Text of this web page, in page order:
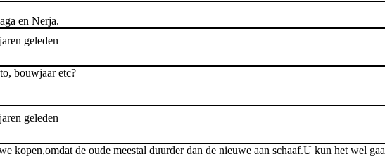
en Nerja.
geleden
bouwjaar etc?
geleden
kopen,omdat de oude meestal duurder dan de nieuwe aan schaaf.U kun het wel